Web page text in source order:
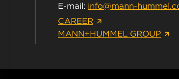
E-mail: info@mann-
CAREER
MANN+HUMMEL GROUP